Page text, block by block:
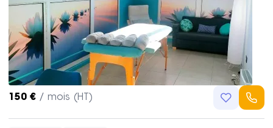
150 € / mois (HT)